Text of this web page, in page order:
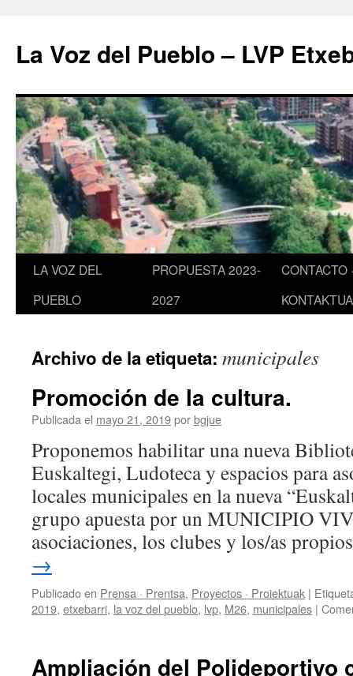
contenido
La Voz del Pueblo – LVP
LA VOZ DEL
PUEBLO
PROPUESTA 2023-
2027
CONTACTO ·
KONTAKTUA
Archivo de la etiqueta: municipales
Promoción de la cultura.
Publicada el mayo 21, 2019porbgjue
Proponemos habilitar una nueva
Euskaltegi, Ludoteca y espacios para
locales municipales en la nueva
grupo apuesta por un MUNICIPIO
asociaciones, los clubes y los/as
→
Publicado en Prensa · Prentsa, Proyectos · Proiektuak |
2019, etxebarri, la voz del pueblo, lvp, M26, municipales |
Ampliación del Polideportivo